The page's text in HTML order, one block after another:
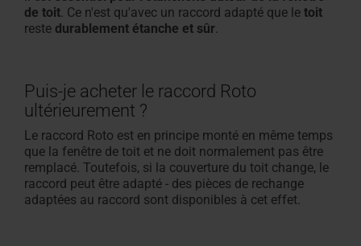
de toit. Ce n'est qu'avec un raccord adapté que le toit
reste durablement étanche et sûr.
Puis-je acheter le raccord Roto
ultérieurement ?
Le raccord Roto est en principe monté en même temps
que la fenêtre de toit et ne doit normalement pas être
remplacé. Toutefois, si la couverture du toit change, le
raccord peut être adapté - des pièces de rechange
adaptées au raccord sont disponibles à cet effet.